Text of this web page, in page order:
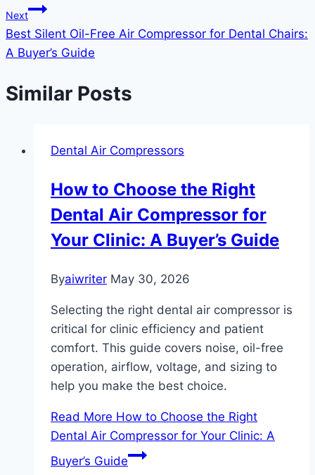
Next
Best Silent Oil-Free Air Compressor for Dental Chairs:
A Buyer’s Guide
Similar Posts
Dental Air Compressors
How to Choose the Right
Dental Air Compressor for
Your Clinic: A Buyer’s Guide
Byaiwriter May 30, 2026
Selecting the right dental air compressor is
critical for clinic efficiency and patient
comfort. This guide covers noise, oil-free
operation, airflow, voltage, and sizing to
help you make the best choice.
Read More How to Choose the Right
Dental Air Compressor for Your Clinic: A
Buyer’s Guide